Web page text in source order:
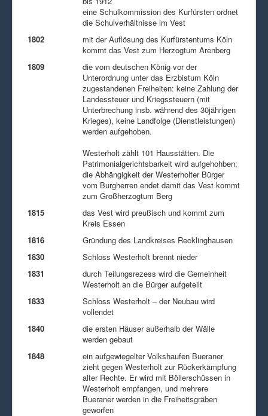
eine Schulkommission des Kurfürsten ordnet
die Schulverhältnisse im Vest
1802
mit der Auflösung des Kurfürstentums Köln
kommt das Vest zum Herzogtum Arenberg
1809
die vom deutschen König vor der
Unterordnung unter das Erzbistum Köln
zugestandenen Freiheiten: keine Zahlung der
Landessteuer und Kriegssteuern (mit
Unterbrechung insb. während des 30jährigen
Krieges), keine Landfolge (Dienstleistungen)
werden aufgehoben.
Westerholt zählt 101 Hausstätten. Die
Patrimonialgerichtsbarkeit wird aufgehohben;
die Abhängigkeit der Westerholter Bürger
vom Burgherren endet damit das Vest kommt
zum Großherzogtum Berg
1815
das Vest wird preußisch und kommt zum
Kreis Essen
1816
Gründung des Landkreises Recklinghausen
1830
Schloss Westerholt brennt nieder
1831
durch Teilungsrezess wird die Gemeinheit
Westerholt an die Bürger aufgeteilt
1833
Schloss Westerholt – der Neubau wird
vollendet
1840
die ersten Häuser außerhalb der Wälle
werden gebaut
1848
ein aufgewiegelter Volkshaufen Bueraner
zieht gegen Westerholt zur Rückerkämpfung
alter Rechte. Er wird mit Böllerschüssen in
Westerholt empfangen, und mehrere
Bueraner werden in die Freiheitsgräben
geworfen